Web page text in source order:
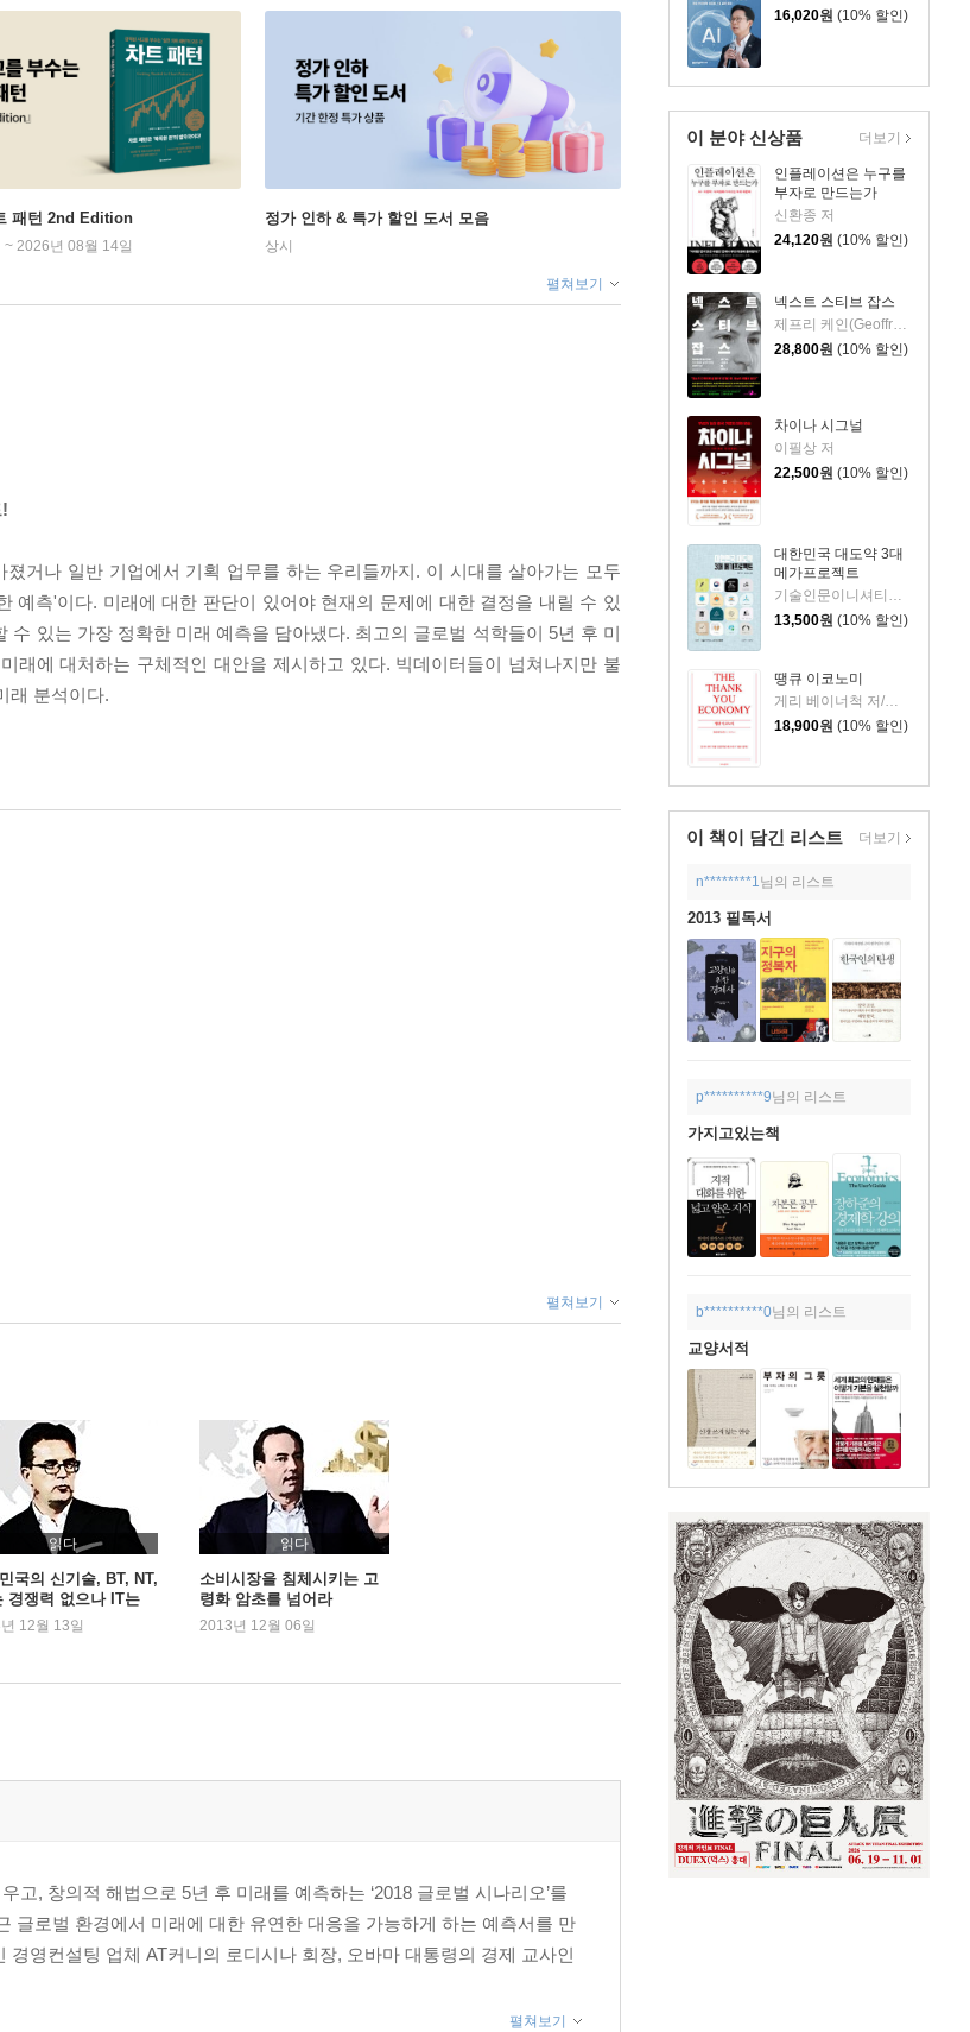
16,020원 (10% 할인)
이 분야 신상품
인플레이션은 누구를
부자로 만드는가
신환종 저
24,120원 (10% 할인)
넥스트 스티브 잡스
제프리 케인(Geoffrey Cain) 저/이민석 역
28,800원 (10% 할인)
차이나 시그널
이필상 저
22,500원 (10% 할인)
대한민국 대도약 3대
메가프로젝트
기술인문이니셔티브 집현 저
13,500원 (10% 할인)
땡큐 이코노미
18,900원 (10% 할인)
더보기
이 책이 담긴 리스트 더보기
n********1님의 리스트
2013 필독서
p**********9님의 리스트
가지고있는책
b**********0님의 리스트
교양서적
패턴 2nd Edition
2026년 08월 14일
정가 인하 & 특가 할인 도서 모음
상시
펼쳐보기
거나 일반 기업에서 기획 업무를 하는 우리들까지. 이 시대를 살아가는 모두
예측'이다. 미래에 대한 판단이 있어야 현재의 문제에 대한 결정을 내릴 수 있
있는 가장 정확한 미래 예측을 담아냈다. 최고의 글로벌 석학들이 5년 후 미
래에 대처하는 구체적인 대안을 제시하고 있다. 빅데이터들이 넘쳐나지만 불
래 분석이다.
펼쳐보기
읽다
국의 신기술, BT, NT,
경쟁력 없으나 IT는
12월 13일
읽다
소비시장을 침체시키는 고
령화 암초를 넘어라
2013년 12월 06일
, 창의적 해법으로 5년 후 미래를 예측하는 ‘2018 글로벌 시나리오’를
글로벌 환경에서 미래에 대한 유연한 대응을 가능하게 하는 예측서를 만
영컨설팅 업체 AT커니의 로디시나 회장, 오바마 대통령의 경제 교사인
펼쳐보기